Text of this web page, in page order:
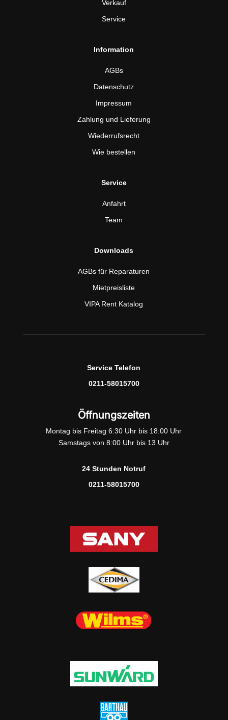
Verkauf
Service
Information
AGBs
Datenschutz
Impressum
Zahlung und Lieferung
Wiederrufsrecht
Wie bestellen
Service
Anfahrt
Team
Downloads
AGBs für Reparaturen
Mietpreisliste
VIPA Rent Katalog
Service Telefon
0211-58015700
Öffnungszeiten
Montag bis Freitag 6:30 Uhr bis 18:00 Uhr
Samstags von 8:00 Uhr bis 13 Uhr
24 Stunden Notruf
0211-58015700